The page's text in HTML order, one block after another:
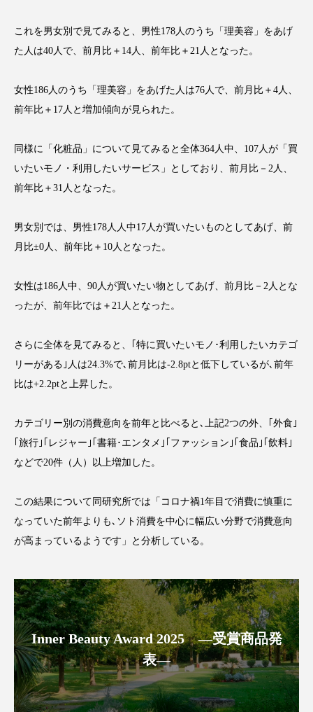
クルエルティフリー クレンジング
クローズアップ ケーススタディ
コネクテッド・ビューティ コミュニケーション
コルチゾール
サステナブル美容
サプリ サロンクレンジング
サロン経営 サロン連略 シャネル
スキンケアルーティン
スマートウォッチ スマートパッチ
ソーシャルウェルネス ソーシャルコマース
デジタルデトックス デトックス
ドライヤー 温度 髪 ダメージ ナイアシンアミド
ナイトプロテイン ナイトルーティン 金木犀
パーソナライズ バーチャルメイク
これを男女別で見てみると、男性178人のうち「理美容」をあげ
た人は40人で、前月比＋14人、前年比＋21人となった。
女性186人のうち「理美容」をあげた人は76人で、前月比＋4人、
前年比＋17人と増加傾向が見られた。
同様に「化粧品」について見てみると全体364人中、107人が「買
いたいモノ・利用したいサービス」としており、前月比－2人、
前年比＋31人となった。
男女別では、男性178人人中17人が買いたいものとしてあげ、前
月比±0人、前年比＋10人となった。
女性は186人中、90人が買いたい物としてあげ、前月比－2人とな
ったが、前年比では＋21人となった。
さらに全体を見てみると、｢特に買いたいモノ･利用したいカテゴ
リーがある｣人は24.3%で､前月比は-2.8ptと低下しているが､前年
比は+2.2ptと上昇した。
カテゴリー別の消費意向を前年と比べると､上記2つの外、｢外食｣
｢旅行｣｢レジャー｣｢書籍･エンタメ｣｢ファッション｣｢食品｣｢飲料｣
などで20件（人）以上増加した。
この結果について同研究所では「コロナ禍1年目で消費に慎重に
なっていた前年よりも､ソト消費を中心に幅広い分野で消費意向
が高まっているようです」と分析している。
Inner Beauty Award 2025 ―受賞商品発
表―